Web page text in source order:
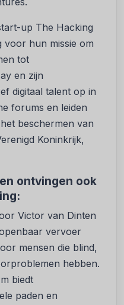
up The Hacking
voor hun missie om
tot
en zijn
digitaal talent op in
forums en leiden
beschermen van
Koninkrijk,
ontvingen ook
Victor van Dinten
vervoer
mensen die blind,
hebben.
biedt
paden en